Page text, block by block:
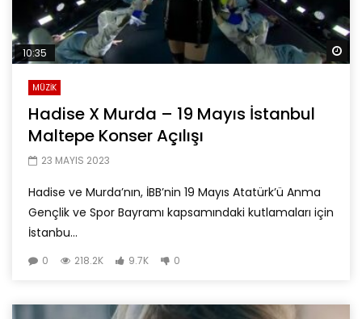
10:35
MÜZİK
Hadise X Murda – 19 Mayıs İstanbul
Maltepe Konser Açılışı
23 MAYIS 2023
Hadise ve Murda’nın, İBB’nin 19 Mayıs Atatürk’ü Anma
Gençlik ve Spor Bayramı kapsamındaki kutlamaları için
İstanbu...
0 218.2K 9.7K 0